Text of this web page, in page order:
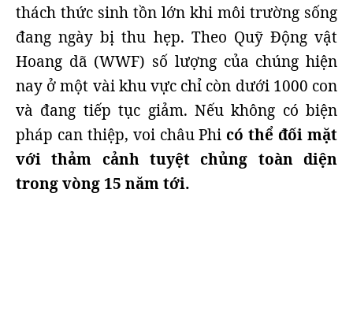
thách thức sinh tồn lớn khi môi trường sống
đang ngày bị thu hẹp. Theo Quỹ Động vật
Hoang dã (WWF) số lượng của chúng hiện
nay ở một vài khu vực chỉ còn dưới 1000 con
và đang tiếp tục giảm. Nếu không có biện
pháp can thiệp, voi châu Phi có thể đối mặt
với thảm cảnh tuyệt chủng toàn diện
trong vòng 15 năm tới.